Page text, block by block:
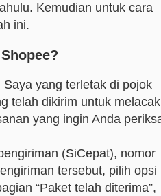
Kemudian untuk cara
ini.
yang terletak di pojok
telah dikirim untuk melacak
yang ingin Anda
(SiCepat), nomor
tersebut, pilih opsi
“Paket telah diterima”,